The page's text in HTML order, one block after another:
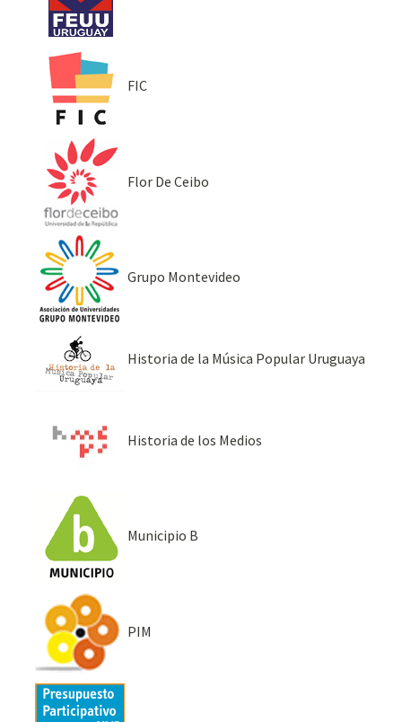
FIC
Flor De Ceibo
Grupo Montevideo
Historia de la Música Popular Uruguaya
Historia de los Medios
Municipio B
PIM